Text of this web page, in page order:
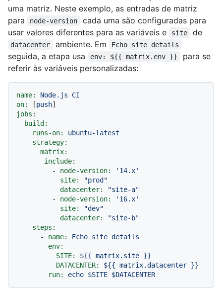
uma matriz. Neste exemplo, as entradas de matriz
para
node-version
cada uma são configuradas para
usar valores diferentes para as variáveis e
site de
datacenter ambiente. Em Echo site details
seguida, a etapa usa env: ${{ matrix.env }}
para se
referir às variáveis personalizadas:
name: Node.js
CI
on:
[push
jobs:
build:
runs-on:
ubuntu-latest
strategy:
matrix:
include:
-
node-version:
'14.x'
site:
"prod"
datacenter:
"site-a"
-
node-version:
'16.x'
site:
"dev"
datacenter:
"site-b"
steps:
-
name: Echo site details
env:
SITE:
${{ matrix.site }}
DATACENTER:
${{ matrix.datacenter }}
run:
echo $SITE $DATACENTER